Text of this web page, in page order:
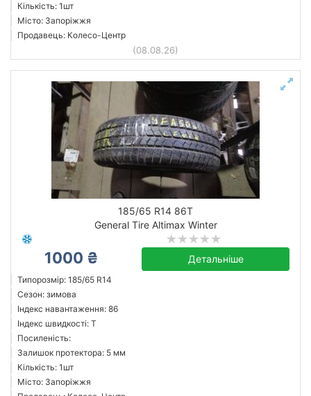
Кількість: 1шт
Місто: Запоріжжя
Продавець: Колесо-Центр
(08.08.26)
185/65 R14 86T
General Tire Altimax Winter
1000 ₴ Детальніше
Типорозмір: 185/65 R14
Сезон: зимова
Індекс навантаження: 86
Індекс швидкості: T
Посиленість:
Залишок протектора: 5 мм
Кількість: 1шт
Місто: Запоріжжя